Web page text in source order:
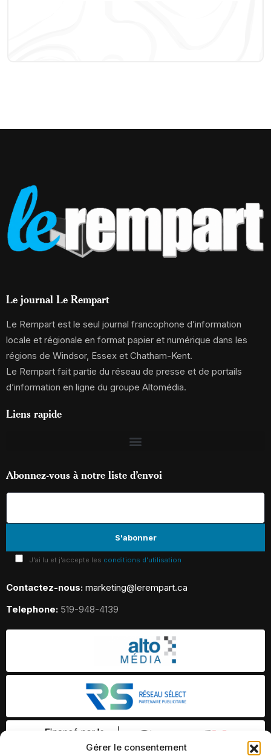
Gérer le consentement
Le journal Le Rempart
Le Rempart est le seul journal francophone d’information
locale et régionale en format papier et numérique dans les
régions de Windsor, Essex et Chatham-Kent.
Le Rempart fait partie du réseau de presse et de portails
d’information en ligne du groupe Altomédia.
Liens rapide
Abonnez-vous à notre liste d’envoi
J'ai lu et j'accepte les conditions d'utilisation
Contactez-nous: marketing@lerempart.ca
Telephone: 519-948-4139